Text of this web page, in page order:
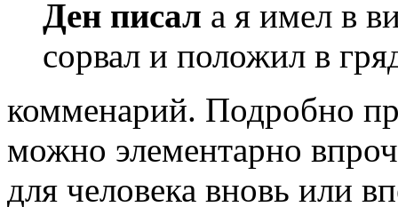
Ден писал а я имел в
сорвал и положил в
комменарий. Подробно
можно элементарно
для человека вновь или